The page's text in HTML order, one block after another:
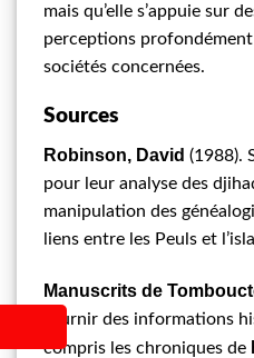
mais qu’elle s’appuie sur
perceptions profondément
sociétés concernées.
Sources
Robinson, David (1988).
pour leur analyse des
manipulation des
liens entre les Peuls et
Manuscrits de
fournir des informations
compris les chroniques de